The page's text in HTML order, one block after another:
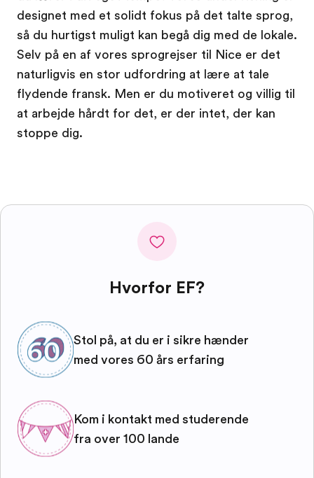
designet med et solidt fokus på det talte sprog,
så du hurtigst muligt kan begå dig med de lokale.
Selv på en af vores sprogrejser til Nice er det
naturligvis en stor udfordring at lære at tale
flydende fransk. Men er du motiveret og villig til
at arbejde hårdt for det, er der intet, der kan
stoppe dig.
Hvorfor EF?
Stol på, at du er i sikre hænder
med vores 60 års erfaring
Kom i kontakt med studerende
fra over 100 lande